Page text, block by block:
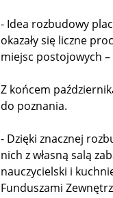
- Idea rozbudowy
okazały się liczne
miejsc postojowych
Z końcem
do poznania.
- Dzięki znacznej
nich z własną salą
nauczycielski i
Funduszami